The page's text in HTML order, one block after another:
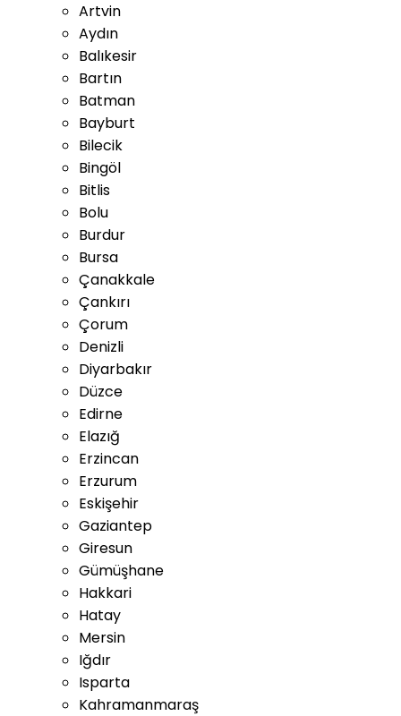
Artvin
Aydın
Balıkesir
Bartın
Batman
Bayburt
Bilecik
Bingöl
Bitlis
Bolu
Burdur
Bursa
Çanakkale
Çankırı
Çorum
Denizli
Diyarbakır
Düzce
Edirne
Elazığ
Erzincan
Erzurum
Eskişehir
Gaziantep
Giresun
Gümüşhane
Hakkari
Hatay
Mersin
Iğdır
Isparta
Kahramanmaraş